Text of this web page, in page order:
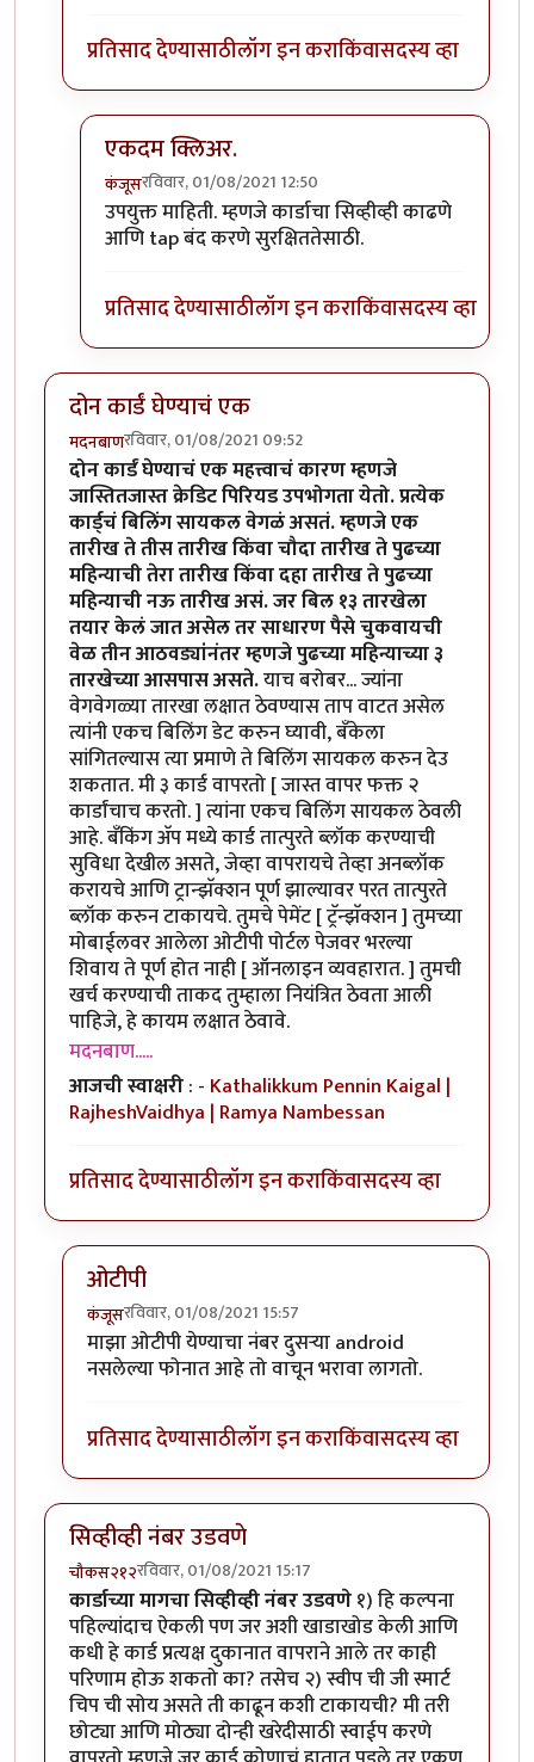
प्रतिसाद देण्यासाठीलॉग इन कराकिंवासदस्य व्हा
एकदम क्लिअर.
कंजूसरविवार, 01/08/2021 12:50
In reply toधन्यवादbyसर्वसाक्षी
उपयुक्त माहिती. म्हणजे कार्डाचा सिव्हीव्ही काढणे
आणि tap बंद करणे सुरक्षिततेसाठी.
प्रतिसाद देण्यासाठीलॉग इन कराकिंवासदस्य व्हा
दोन कार्डं घेण्याचं एक
मदनबाणरविवार, 01/08/2021 09:52
दोन कार्डं घेण्याचं एक महत्त्वाचं कारण म्हणजे
जास्तितजास्त क्रेडिट पिरियड उपभोगता येतो. प्रत्येक
कार्ड्चं बिलिंग सायकल वेगळं असतं. म्हणजे एक
तारीख ते तीस तारीख किंवा चौदा तारीख ते पुढच्या
महिन्याची तेरा तारीख किंवा दहा तारीख ते पुढच्या
महिन्याची नऊ तारीख असं. जर बिल १३ तारखेला
तयार केलं जात असेल तर साधारण पैसे चुकवायची
वेळ तीन आठवड्यांनंतर म्हणजे पुढच्या महिन्याच्या ३
तारखेच्या आसपास असते.याच बरोबर... ज्यांना
वेगवेगळ्या तारखा लक्षात ठेवण्यास ताप वाटत असेल
त्यांनी एकच बिलिंग डेट करुन घ्यावी, बँकेला
सांगितल्यास त्या प्रमाणे ते बिलिंग सायकल करुन देउ
शकतात. मी ३ कार्ड वापरतो [ जास्त वापर फक्त २
कार्डांचाच करतो. ] त्यांना एकच बिलिंग सायकल ठेवली
आहे. बँकिंग अ‍ॅप मध्ये कार्ड तात्पुरते ब्लॉक करण्याची
सुविधा देखील असते, जेव्हा वापरायचे तेव्हा अनब्लॉक
करायचे आणि ट्रान्झॅक्शन पूर्ण झाल्यावर परत तात्पुरते
ब्लॉक करुन टाकायचे. तुमचे पेमेंट [ ट्रॅन्झॅक्शन ] तुमच्या
मोबाईलवर आलेला ओटीपी पोर्टल पेजवर भरल्या
शिवाय ते पूर्ण होत नाही [ ऑनलाइन व्यवहारात. ] तुमची
खर्च करण्याची ताकद तुम्हाला नियंत्रित ठेवता आली
पाहिजे, हे कायम लक्षात ठेवावे.
मदनबाण.....
आजची स्वाक्षरी: - Kathalikkum Pennin Kaigal |
RajheshVaidhya | Ramya Nambessan
प्रतिसाद देण्यासाठीलॉग इन कराकिंवासदस्य व्हा
ओटीपी
कंजूसरविवार, 01/08/2021 15:57
In reply toदोन कार्डं घेण्याचं एकbyमदनबाण
माझा ओटीपी येण्याचा नंबर दुसऱ्या android
नसलेल्या फोनात आहे तो वाचून भरावा लागतो.
प्रतिसाद देण्यासाठीलॉग इन कराकिंवासदस्य व्हा
सिव्हीव्ही नंबर उडवणे
चौकस२१२रविवार, 01/08/2021 15:17
कार्डाच्या मागचा सिव्हीव्ही नंबर उडवणे१) हि कल्पना
पहिल्यांदाच ऐकली पण जर अशी खाडाखोड केली आणि
कधी हे कार्ड प्रत्यक्ष दुकानात वापराने आले तर काही
परिणाम होऊ शकतो का? तसेच २) स्वीप ची जी स्मार्ट
चिप ची सोय असते ती काढून कशी टाकायची? मी तरी
छोट्या आणि मोठ्या दोन्ही खरेदीसाठी स्वाईप करणे